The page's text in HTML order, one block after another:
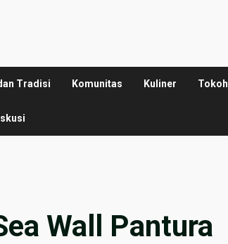
Tradisi Komunitas Kuliner Tokoh
Wall Pantura